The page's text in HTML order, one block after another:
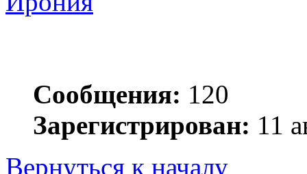
Сообщения: 120
Зарегистрирован: 11
Вернуться к началу